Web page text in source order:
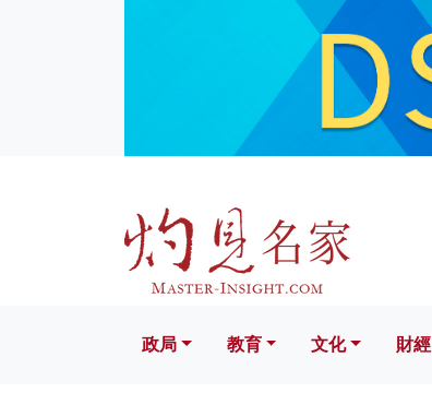
文化 財經
政局 教育 文化 財經